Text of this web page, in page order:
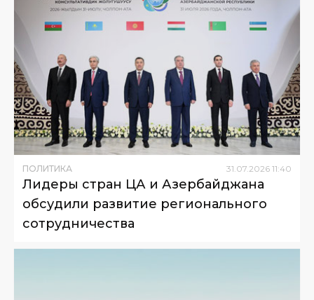
ПОЛИТИКА 31.07.2026 11:40
Лидеры стран ЦА и Азербайджана
обсудили развитие регионального
сотрудничества